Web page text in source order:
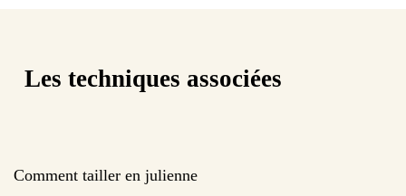
Les techniques associées
Comment tailler en julienne